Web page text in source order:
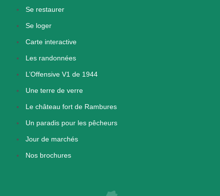
Se restaurer
Se loger
Carte interactive
Les randonnées
L’Offensive V1 de 1944
Une terre de verre
Le château fort de Rambures
Un paradis pour les pêcheurs
Jour de marchés
Nos brochures